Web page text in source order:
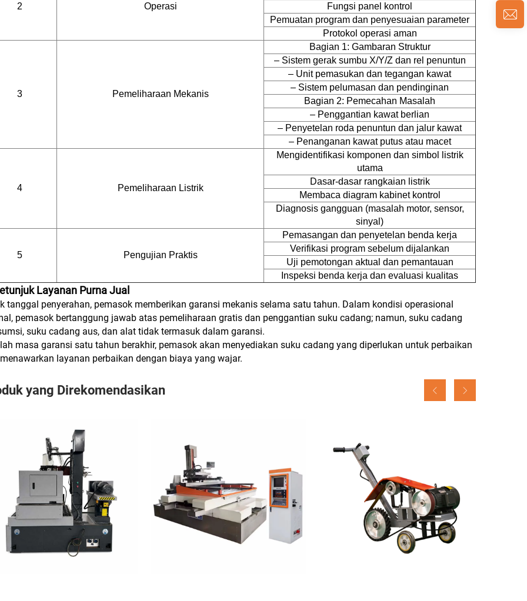
2 Operasi
Fungsi panel kontrol
Pemuatan program dan penyesuaian parameter
Protokol operasi aman
3 Pemeliharaan Mekanis
Bagian 1: Gambaran Struktur
– Sistem gerak sumbu X/Y/Z dan rel penuntun
– Unit pemasukan dan tegangan kawat
– Sistem pelumasan dan pendinginan
Bagian 2: Pemecahan Masalah
– Penggantian kawat berlian
– Penyetelan roda penuntun dan jalur kawat
– Penanganan kawat putus atau macet
4 Pemeliharaan Listrik
Mengidentifikasi komponen dan simbol listrik
utama
Dasar-dasar rangkaian listrik
Membaca diagram kabinet kontrol
Diagnosis gangguan (masalah motor, sensor,
sinyal)
5 Pengujian Praktis
Pemasangan dan penyetelan benda kerja
Verifikasi program sebelum dijalankan
Uji pemotongan aktual dan pemantauan
Inspeksi benda kerja dan evaluasi kualitas
Layanan Purna Jual
tanggal penyerahan, pemasok memberikan garansi mekanis selama satu tahun. Dalam kondisi operasional
pemasok bertanggung jawab atas pemeliharaan gratis dan penggantian suku cadang; namun, suku cadang
suku cadang aus, dan alat tidak termasuk dalam garansi.
masa garansi satu tahun berakhir, pemasok akan menyediakan suku cadang yang diperlukan untuk perbaikan
layanan perbaikan dengan biaya yang wajar.
yang Direkomendasikan